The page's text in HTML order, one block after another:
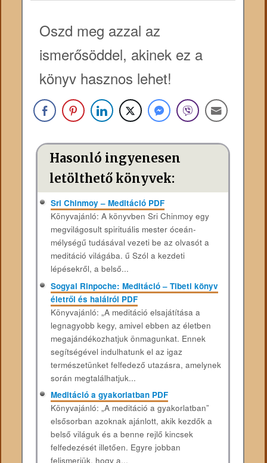
Oszd meg azzal az
ismerősöddel, akinek ez a
könyv hasznos lehet!
Hasonló ingyenesen
letölthető könyvek:
Sri Chinmoy – Meditáció PDF
Könyvajánló: A könyvben Sri Chinmoy egy
megvilágosult spirituális mester óceán-
mélységű tudásával vezeti be az olvasót a
meditáció világába. ű Szól a kezdeti
lépésekről, a belső...
Sogyal Rinpoche: Meditáció – Tibeti könyv
életről és halálról PDF
Könyvajánló: „A meditáció elsajátítása a
legnagyobb kegy, amivel ebben az életben
megajándékozhatjuk önmagunkat. Ennek
segítségével indulhatunk el az igaz
természetünket felfedező utazásra, amelynek
során megtalálhatjuk...
Meditáció a gyakorlatban PDF
Könyvajánló: „A meditáció a gyakorlatban”
elsősorban azoknak ajánlott, akik kezdők a
belső világuk és a benne rejlő kincsek
felfedezését illetően. Egyre jobban
felismerjük, hogy a...